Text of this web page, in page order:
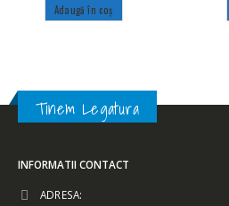
Adaugă în coș
Tinem Legatura
INFORMATII CONTACT
ADRESA: